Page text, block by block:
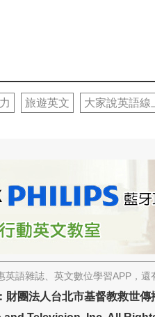
旅遊英文 大家說英語線
語雜誌、英文數位學習APP，
團法人台北市基督教救世傳